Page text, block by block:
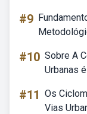
#9
#10 Sobre A
Urbanas
#11 Os
Vias